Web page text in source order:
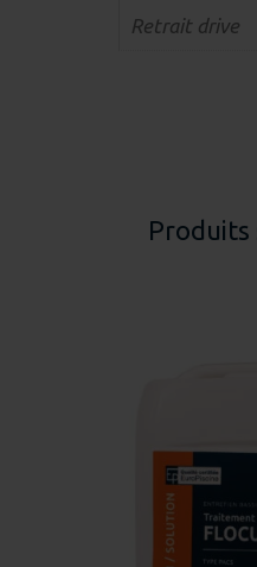
Retrait drive
Produits